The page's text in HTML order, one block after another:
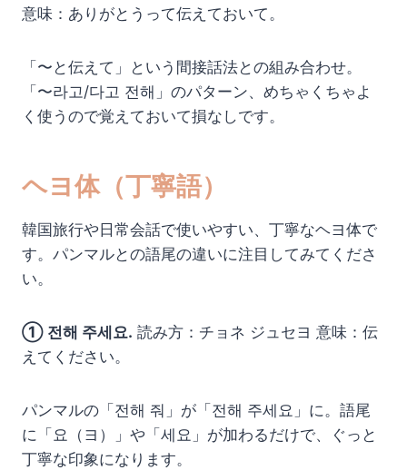
意味：ありがとうって伝えておいて。
「〜と伝えて」という間接話法との組み合わせ。
「〜라고/다고 전해」のパターン、めちゃくちゃよ
く使うので覚えておいて損なしです。
ヘヨ体（丁寧語）
韓国旅行や日常会話で使いやすい、丁寧なヘヨ体で
す。パンマルとの語尾の違いに注目してみてくださ
い。
① 전해 주세요. 読み方：チョネ ジュセヨ 意味：伝
えてください。
パンマルの「전해 줘」が「전해 주세요」に。語尾
に「요（ヨ）」や「세요」が加わるだけで、ぐっと
丁寧な印象になります。